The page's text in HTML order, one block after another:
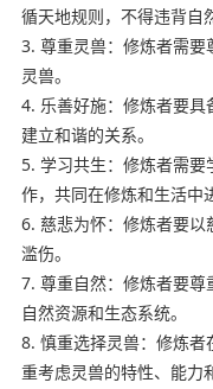
循天地规则，不得违背自
3. 尊重灵兽：修炼者需
灵兽。
4. 乐善好施：修炼者要
建立和谐的关系。
5. 学习共生：修炼者需
作，共同在修炼和生活中
6. 慈悲为怀：修炼者要
滥伤。
7. 尊重自然：修炼者要
自然资源和生态系统。
8. 慎重选择灵兽：修炼
重考虑灵兽的特性、能力